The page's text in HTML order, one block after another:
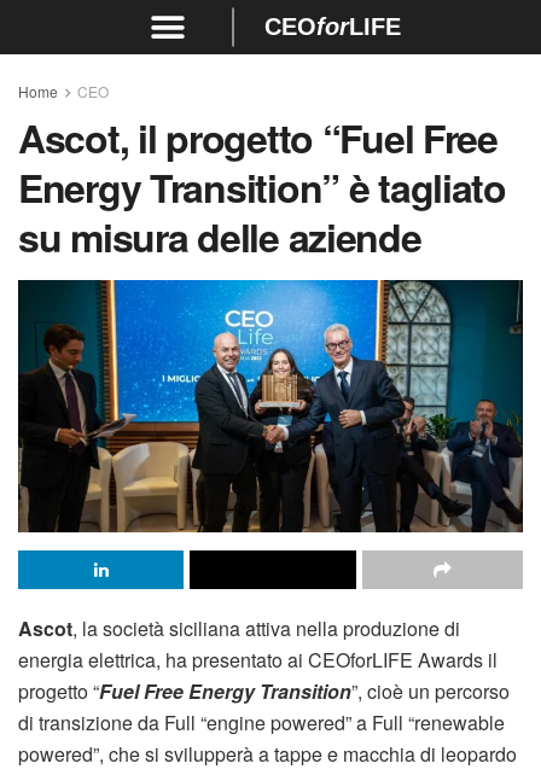
CEOforLIFE
Home CEO
Ascot, il progetto “Fuel Free
Energy Transition” è tagliato
su misura delle aziende
Ascot, la società siciliana attiva nella produzione di
energia elettrica, ha presentato ai CEOforLIFE Awards il
progetto “Fuel Free Energy Transition”, cioè un percorso
di transizione da Full “engine powered” a Full “renewable
powered”, che si svilupperà a tappe e macchia di leopardo